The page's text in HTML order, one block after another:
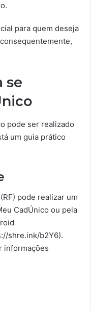
para quem deseja
se
pode ser realizado
um guia prático
pode realizar um
CadÚnico ou pela
shre.ink/b2Y6).
informações